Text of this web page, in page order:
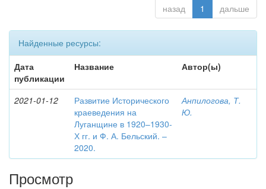
назад 1 дальше
Найденные ресурсы:
Дата
публикации
Название Автор(ы)
2021-01-12
Развитие Исторического
краеведения на
Луганщине в 1920–1930-
Х гг. и Ф. А. Бельский. –
2020.
Анпилогова, Т.
Ю.
Просмотр